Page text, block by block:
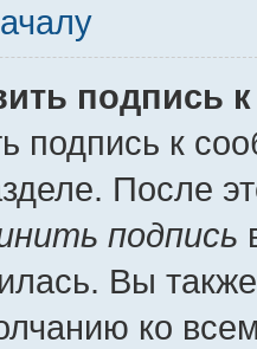
подпись
подпись к
После
подпись
Вы
ко